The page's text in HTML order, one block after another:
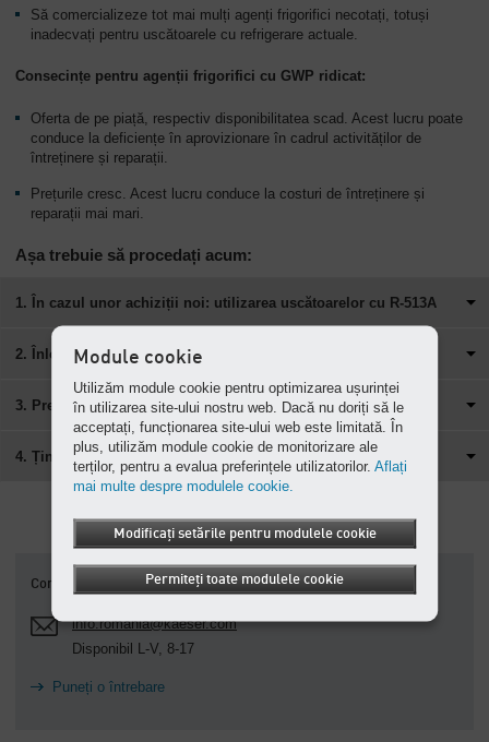
Să comercializeze tot mai mulți agenți frigorifici necotați, totuși
inadecvați pentru uscătoarele cu refrigerare actuale.
Consecințe pentru agenții frigorifici cu GWP ridicat:
Oferta de pe piață, respectiv disponibilitatea scad. Acest lucru poate
conduce la deficiențe în aprovizionare în cadrul activităților de
întreținere și reparații.
Prețurile cresc. Acest lucru conduce la costuri de întreținere și
reparații mai mari.
Așa trebuie să procedați acum:
1. În cazul unor achiziții noi: utilizarea uscătoarelor cu R-513A
2. Înlocuirea uscătoarelor mai vechi cu R-404A
3. Prevenție prin intermediul unui service certificat
4. Ținerea sub observație a uscătoarelor cu R-407C și R-410A
Contact
info.romania@kaeser.com
Disponibil L-V, 8-17
Puneți o întrebare
Module cookie
Utilizăm module cookie pentru optimizarea ușurinței
în utilizarea site-ului nostru web. Dacă nu doriți să le
acceptați, funcționarea site-ului web este limitată. În
plus, utilizăm module cookie de monitorizare ale
terților, pentru a evalua preferințele utilizatorilor.Aflați
mai multe despre modulele cookie.
Modificați setările pentru modulele cookie
Permiteți toate modulele cookie